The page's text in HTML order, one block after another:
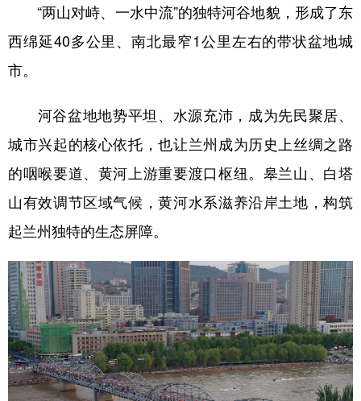
“两山对峙、一水中流”的独特河谷地貌，形成了东
西绵延40多公里、南北最窄1公里左右的带状盆地城
市。
河谷盆地地势平坦、水源充沛，成为先民聚居、
城市兴起的核心依托，也让兰州成为历史上丝绸之路
的咽喉要道、黄河上游重要渡口枢纽。皋兰山、白塔
山有效调节区域气候，黄河水系滋养沿岸土地，构筑
起兰州独特的生态屏障。